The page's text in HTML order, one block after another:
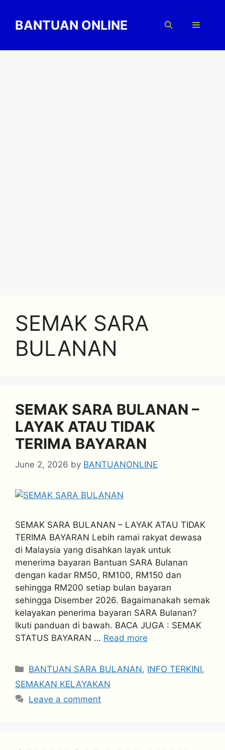
contentBANTUAN ONLINE Menu
SEMAK SARA
BULANAN
SEMAK SARA BULANAN –
LAYAK ATAU TIDAK
TERIMA BAYARAN
June 2, 2026 by BANTUANONLINE
SEMAK SARA BULANAN – LAYAK ATAU TIDAK
TERIMA BAYARAN Lebih ramai rakyat dewasa
di Malaysia yang disahkan layak untuk
menerima bayaran Bantuan SARA Bulanan
dengan kadar RM50, RM100, RM150 dan
sehingga RM200 setiap bulan bayaran
sehingga Disember 2026. Bagaimanakah semak
kelayakan penerima bayaran SARA Bulanan?
Ikuti panduan di bawah. BACA JUGA : SEMAK
STATUS BAYARAN … Read more
Categories
BANTUAN SARA BULANAN, INFO TERKINI,
SEMAKAN KELAYAKAN
Leave a comment